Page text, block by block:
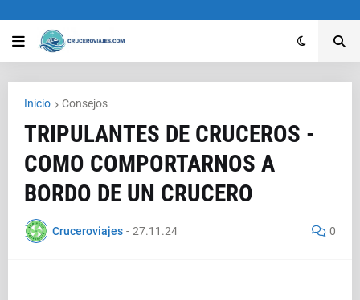
Inicio Consejos
TRIPULANTES DE CRUCEROS -
COMO COMPORTARNOS A
BORDO DE UN CRUCERO
Cruceroviajes - 27.11.24 0